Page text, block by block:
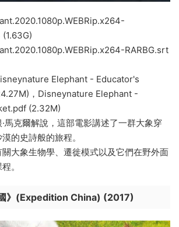
(1.63G)
RARBG.srt
Elephant - Educator's
，Disneynature Elephant -
(2.32M)
馬克爾解說，這部電影講述了一群大象穿
的史詩般的旅程。
大象生物學、遷徙模式以及它們在野外面
。
國》(Expedition China) (2017)